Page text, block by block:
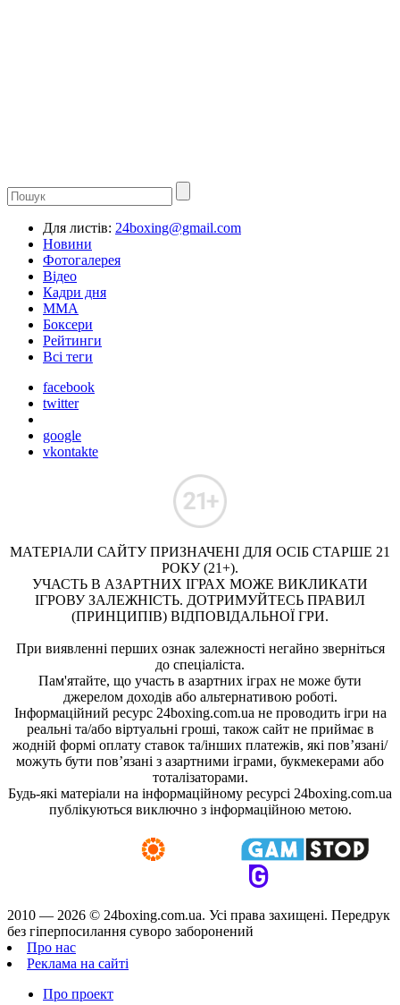
Для листів: 24boxing@gmail.com
Новини
Фотогалерея
Відео
Кадри дня
ММА
Боксери
Рейтинги
Всі теги
facebook
twitter
google
vkontakte
МАТЕРІАЛИ САЙТУ ПРИЗНАЧЕНІ ДЛЯ ОСІБ СТАРШЕ 21
РОКУ (21+).
УЧАСТЬ В АЗАРТНИХ ІГРАХ МОЖЕ ВИКЛИКАТИ
ІГРОВУ ЗАЛЕЖНІСТЬ. ДОТРИМУЙТЕСЬ ПРАВИЛ
(ПРИНЦИПІВ) ВІДПОВІДАЛЬНОЇ ГРИ.
При виявленні перших ознак залежності негайно зверніться
до спеціаліста.
Пам'ятайте, що участь в азартних іграх не може бути
джерелом доходів або альтернативою роботі.
Інформаційний ресурс 24boxing.com.ua не проводить ігри на
реальні та/або віртуальні гроші, також сайт не приймає в
жодній формі оплату ставок та/інших платежів, які пов’язані/
можуть бути пов’язані з азартними іграми, букмекерами або
тоталізаторами.
Будь-які матеріали на інформаційному ресурсі 24boxing.com.ua
публікуються виключно з інформаційною метою.
2010 — 2026 © 24boxing.com.ua. Усi права захищенi. Передрук
без гіперпосилання суворо заборонений
Про нас
Реклама на сайті
Про проект